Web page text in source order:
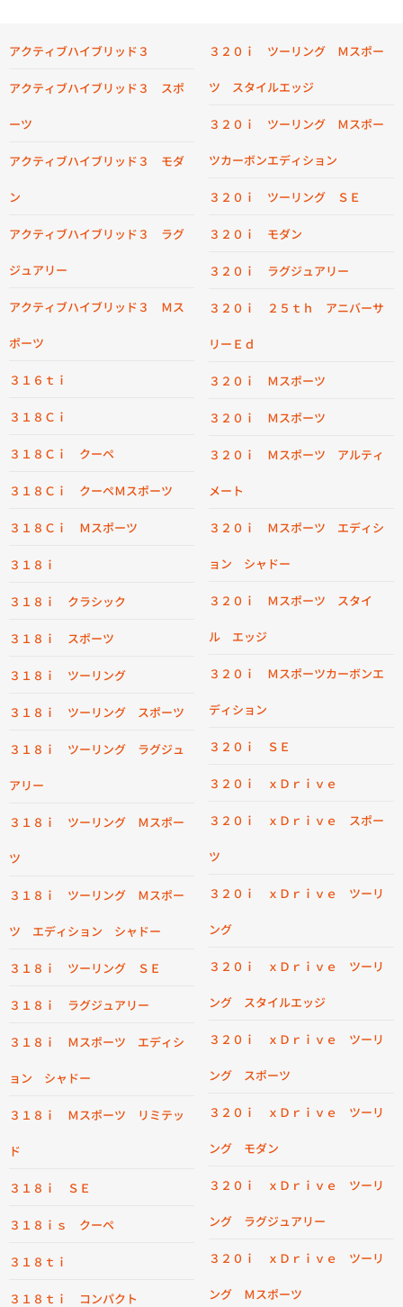
アクティブハイブリッド３
アクティブハイブリッド３ スポ
ーツ
アクティブハイブリッド３ モダ
ン
アクティブハイブリッド３ ラグ
ジュアリー
アクティブハイブリッド３ Ｍス
ポーツ
３１６ｔｉ
３１８Ｃｉ
３１８Ｃｉ クーペ
３１８Ｃｉ クーペＭスポーツ
３１８Ｃｉ Ｍスポーツ
３１８ｉ
３１８ｉ クラシック
３１８ｉ スポーツ
３１８ｉ ツーリング
３１８ｉ ツーリング スポーツ
３１８ｉ ツーリング ラグジュ
アリー
３１８ｉ ツーリング Ｍスポー
ツ
３１８ｉ ツーリング Ｍスポー
ツ エディション シャドー
３１８ｉ ツーリング ＳＥ
３１８ｉ ラグジュアリー
３１８ｉ Ｍスポーツ エディシ
ョン シャドー
３１８ｉ Ｍスポーツ リミテッ
ド
３１８ｉ ＳＥ
３１８ｉｓ クーペ
３１８ｔｉ
３１８ｔｉ コンパクト
３２０ｉ ツーリング Ｍスポー
ツ スタイルエッジ
３２０ｉ ツーリング Ｍスポー
ツカーボンエディション
３２０ｉ ツーリング ＳＥ
３２０ｉ モダン
３２０ｉ ラグジュアリー
３２０ｉ ２５ｔｈ アニバーサ
リーＥｄ
３２０ｉ Ｍスポーツ
３２０ｉ Ｍスポーツ
３２０ｉ Ｍスポーツ アルティ
メート
３２０ｉ Ｍスポーツ エディシ
ョン シャドー
３２０ｉ Ｍスポーツ スタイ
ル エッジ
３２０ｉ Ｍスポーツカーボンエ
ディション
３２０ｉ ＳＥ
３２０ｉ ｘＤｒｉｖｅ
３２０ｉ ｘＤｒｉｖｅ スポー
ツ
３２０ｉ ｘＤｒｉｖｅ ツーリ
ング
３２０ｉ ｘＤｒｉｖｅ ツーリ
ング スタイルエッジ
３２０ｉ ｘＤｒｉｖｅ ツーリ
ング スポーツ
３２０ｉ ｘＤｒｉｖｅ ツーリ
ング モダン
３２０ｉ ｘＤｒｉｖｅ ツーリ
ング ラグジュアリー
３２０ｉ ｘＤｒｉｖｅ ツーリ
ング Ｍスポーツ